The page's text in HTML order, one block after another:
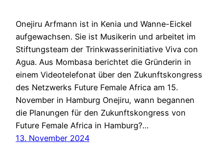
Onejiru Arfmann ist in Kenia und Wanne-Eickel
aufgewachsen. Sie ist Musikerin und arbeitet im
Stiftungsteam der Trinkwasserinitiative Viva con
Agua. Aus Mombasa berichtet die Gründerin in
einem Videotelefonat über den Zukunftskongress
des Netzwerks Future Female Africa am 15.
November in Hamburg Onejiru, wann begannen
die Planungen für den Zukunftskongress von
Future Female Africa in Hamburg?…
13. November 2024